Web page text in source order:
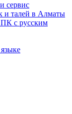
сервис
и талей в Алматы
ПК с русским